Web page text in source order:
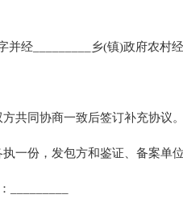
_________乡(镇)政府农村经
同协商一致后签订补充协议。
份，发包方和鉴证、备案单位